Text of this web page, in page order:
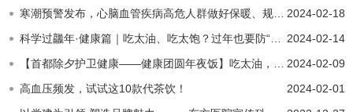
2024-02-18
寒潮预警发布，心脑血管疾病高危人群做好保暖、规律服药
2024-02-14
科学过龘年·健康篇｜吃太油、吃太饱？过年也要防“三高”
2024-02-09
【首都除夕护卫健康——健康团圆年夜饭】吃太油，吃太饱，吃太甜？过年也要防“三高”
2024-02-01
高血压频发，试试这10款代茶饮！